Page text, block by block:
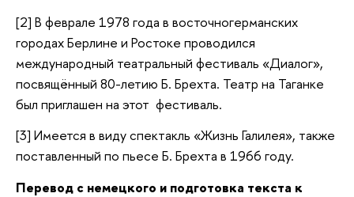
[2] В феврале 1978 года в восточногерманских
городах Берлине и Ростоке проводился
международный театральный фестиваль «Диалог»,
посвящённый 80-летию Б. Брехта. Театр на Таганке
был приглашен на этот фестиваль.
[3] Имеется в виду спектакль «Жизнь Галилея», также
поставленный по пьесе Б. Брехта в 1966 году.
Перевод с немецкого и подготовка текста к